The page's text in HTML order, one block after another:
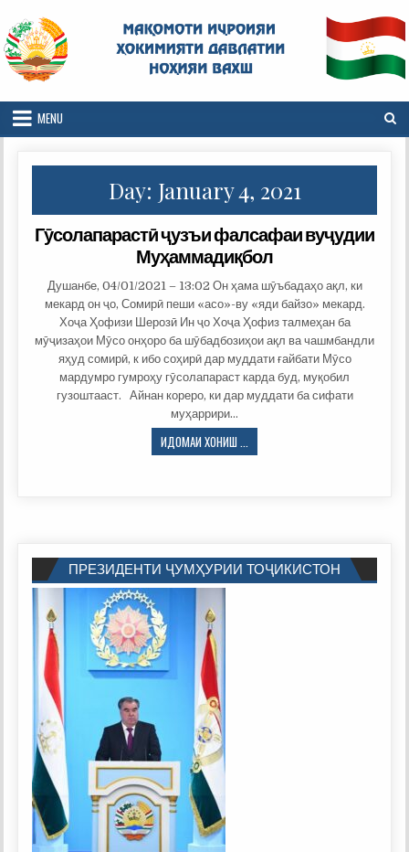
to
content
MENU
Day: January 4, 2021
Гӯсолапарастӣ ҷузъи фалсафаи вуҷудии
Муҳаммадиқбол
Душанбе, 04/01/2021 – 13:02 Он ҳама шӯъбадаҳо ақл, ки
мекард он ҷо, Сомирӣ пеши «асо»-ву «яди байзо» мекард.
Хоҷа Ҳофизи Шерозӣ Ин ҷо Хоҷа Ҳофиз талмеҳан ба
мӯҷизаҳои Мӯсо онҳоро ба шӯбадбозиҳои ақл ва чашмбандли
яҳуд сомирӣ, к ибо соҳирӣ дар муддати ғайбати Мӯсо
мардумро гумроҳу гӯсолапараст карда буд, муқобил
гузоштааст. Айнан кореро, ки дар муддати ба сифати
муҳаррири…
ИДОМАИ ХОНИШ ...
ҶУЗЪИ
ПРЕЗИДЕНТИ ҶУМҲУРИИ ТОҶИКИСТОН